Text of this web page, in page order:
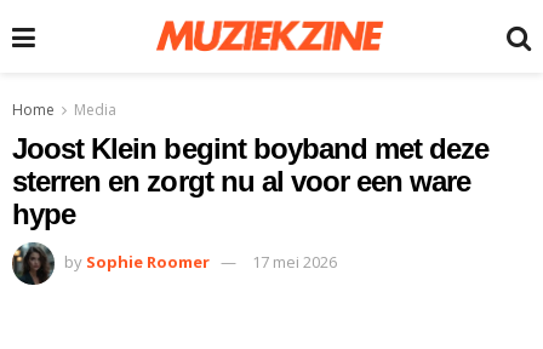
Home Media
Joost Klein begint boyband met deze
sterren en zorgt nu al voor een ware
hype
by Sophie Roomer 17 mei 2026